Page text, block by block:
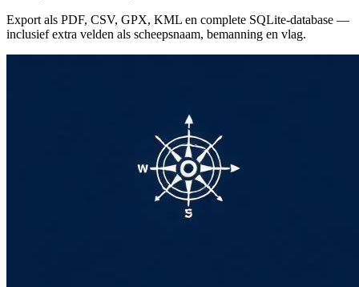
Export als PDF, CSV, GPX, KML en complete SQLite-database —
inclusief extra velden als scheepsnaam, bemanning en vlag.